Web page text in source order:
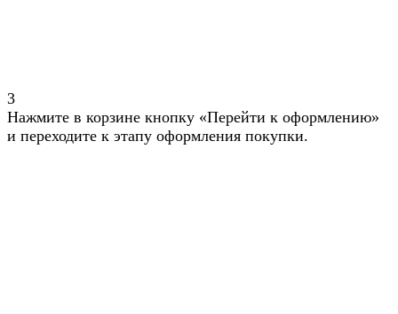
3
Нажмите в корзине кнопку «Перейти к оформлению»
и переходите к этапу оформления покупки.